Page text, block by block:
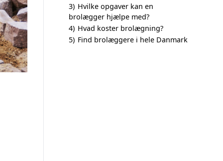
3) Hvilke opgaver kan en
brolægger hjælpe med?
4) Hvad koster brolægning?
5) Find brolæggere i hele Danmark